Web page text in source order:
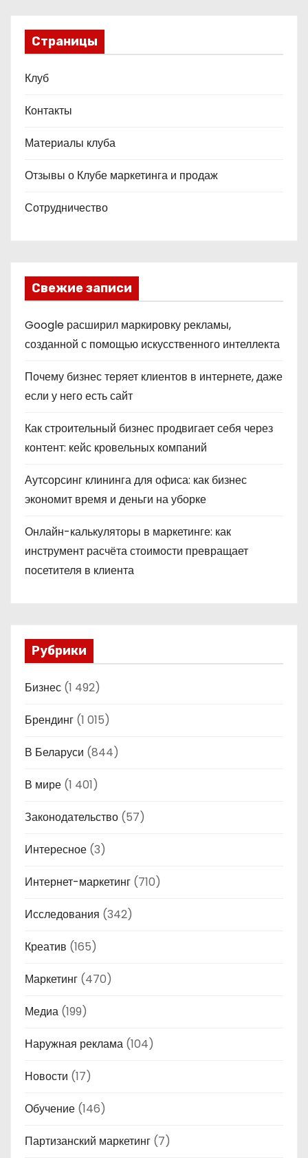
Страницы
Клуб
Контакты
Материалы клуба
Отзывы о Клубе маркетинга и продаж
Сотрудничество
Свежие записи
Google расширил маркировку рекламы,
созданной с помощью искусственного интеллекта
Почему бизнес теряет клиентов в интернете, даже
если у него есть сайт
Как строительный бизнес продвигает себя через
контент: кейс кровельных компаний
Аутсорсинг клининга для офиса: как бизнес
экономит время и деньги на уборке
Онлайн-калькуляторы в маркетинге: как
инструмент расчёта стоимости превращает
посетителя в клиента
Рубрики
Бизнес (1 492)
Брендинг (1 015)
В Беларуси (844)
В мире (1 401)
Законодательство (57)
Интересное (3)
Интернет-маркетинг (710)
Исследования (342)
Креатив (165)
Маркетинг (470)
Медиа (199)
Наружная реклама (104)
Новости (17)
Обучение (146)
Партизанский маркетинг (7)